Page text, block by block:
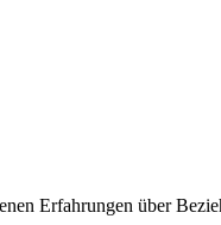
Erfahrungen über